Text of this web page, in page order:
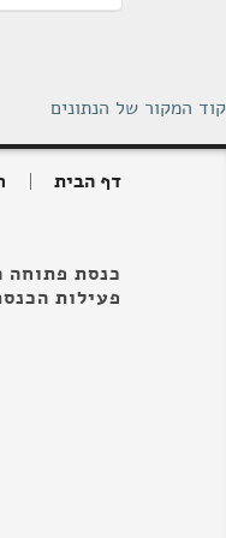
קוד המקור של הנתונים
דף הבית
כנסת פתוחה
פעילות